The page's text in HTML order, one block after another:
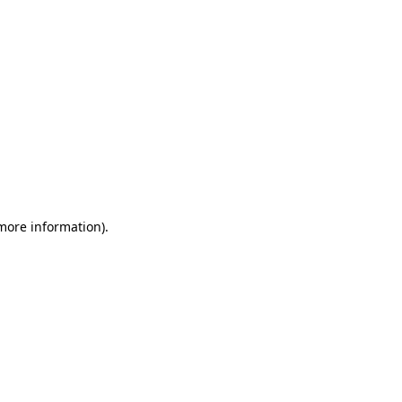
information).